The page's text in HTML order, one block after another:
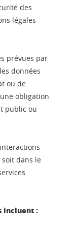
des
légales
prévues par
données
ou de
obligation
public ou
soit dans le
incluent :